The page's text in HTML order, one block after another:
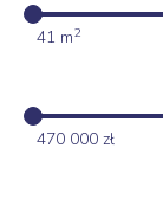
41 m2
470 000 zł